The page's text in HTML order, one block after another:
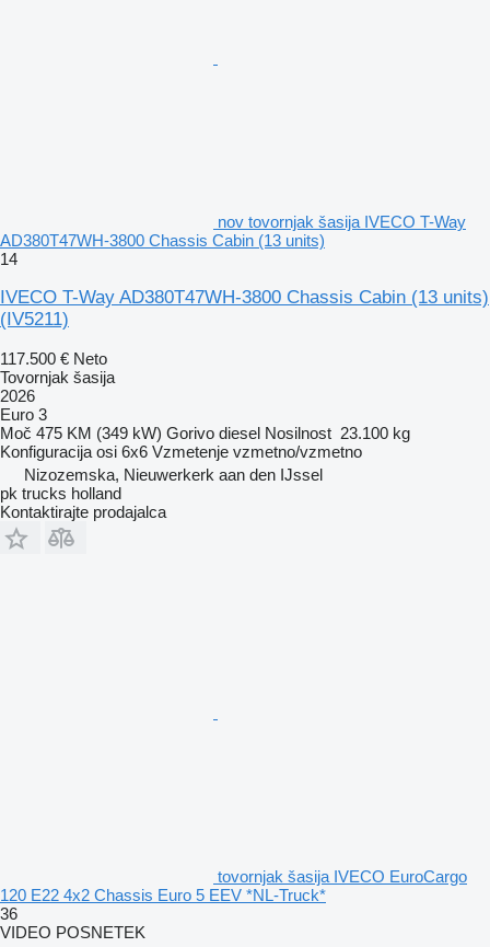
nov tovornjak šasija IVECO T-Way
AD380T47WH-3800 Chassis Cabin (13 units)
14
IVECO T-Way AD380T47WH-3800 Chassis Cabin (13 units)
(IV5211)
117.500 € Neto
Tovornjak šasija
2026
Euro 3
Moč 475 KM (349 kW) Gorivo diesel Nosilnost 23.100 kg
Konfiguracija osi 6x6 Vzmetenje vzmetno/vzmetno
Nizozemska, Nieuwerkerk aan den IJssel
pk trucks holland
Kontaktirajte prodajalca
tovornjak šasija IVECO EuroCargo
120 E22 4x2 Chassis Euro 5 EEV *NL-Truck*
36
VIDEO POSNETEK